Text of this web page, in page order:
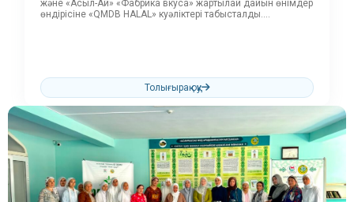
және «Асыл-Ай» «Фабрика вкуса» жартылай дайын өнімдер
өндірісіне «QMDB HALAL» куәліктері табысталды.
Толығырақ оқу